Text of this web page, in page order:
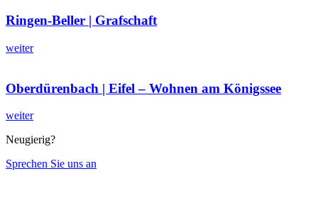
Ringen-Beller | Grafschaft
weiter
Oberdürenbach | Eifel – Wohnen am Königssee
weiter
Neugierig?
Sprechen Sie uns an